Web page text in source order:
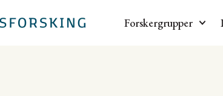
Forskergrupper